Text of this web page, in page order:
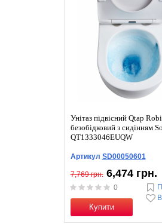
Унітаз підвісний Qtap
безобідковий з сидінням
QT1333046EUQW
Артикул SD00050601
7,769 грн. 6,474 грн.
0
Купити